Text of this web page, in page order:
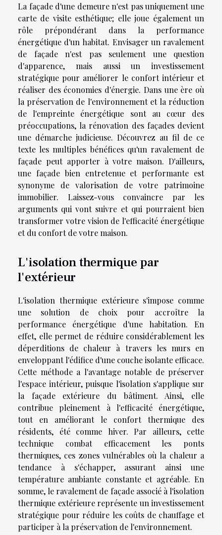
La façade d'une demeure n'est pas uniquement une
carte de visite esthétique; elle joue également un
rôle prépondérant dans la performance
énergétique d'un habitat. Envisager un ravalement
de façade n'est pas seulement une question
d'apparence, mais aussi un investissement
stratégique pour améliorer le confort intérieur et
réaliser des économies d'énergie. Dans une ère où
la préservation de l'environnement et la réduction
de l'empreinte énergétique sont au cœur des
préoccupations, la rénovation des façades devient
une démarche judicieuse. Découvrez au fil de ce
texte les multiples bénéfices qu'un ravalement de
façade peut apporter à votre maison. D'ailleurs,
une façade bien entretenue et performante est
synonyme de valorisation de votre patrimoine
immobilier. Laissez-vous convaincre par les
arguments qui vont suivre et qui pourraient bien
transformer votre vision de l'efficacité énergétique
et du confort de votre maison.
L'isolation thermique par
l'extérieur
L'isolation thermique extérieure s'impose comme
une solution de choix pour accroître la
performance énergétique d'une habitation. En
effet, elle permet de réduire considérablement les
déperditions de chaleur à travers les murs en
enveloppant l'édifice d'une couche isolante efficace.
Cette méthode a l'avantage notable de préserver
l'espace intérieur, puisque l'isolation s'applique sur
la façade extérieure du bâtiment. Ainsi, elle
contribue pleinement à l'efficacité énergétique,
tout en améliorant le confort thermique des
résidents, été comme hiver. Par ailleurs, cette
technique combat efficacement les ponts
thermiques, ces zones vulnérables où la chaleur a
tendance à s'échapper, assurant ainsi une
température ambiante constante et agréable. En
somme, le ravalement de façade associé à l'isolation
thermique extérieure représente un investissement
stratégique pour réduire les coûts de chauffage et
participer à la préservation de l'environnement.